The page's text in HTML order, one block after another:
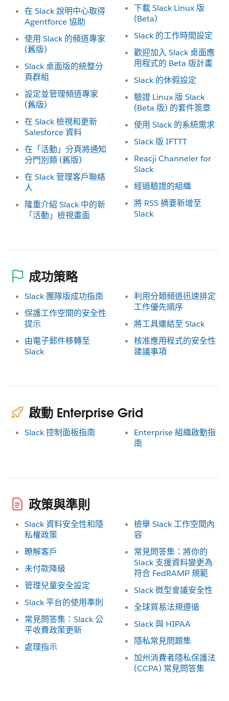
在 Slack 說明中心取得
Agentforce 協助
使用 Slack 的頻道專家
(舊版)
Slack 桌面版的統整分
頁群組
設定並管理頻道專家
(舊版)
在 Slack 檢視和更新
Salesforce 資料
在「活動」分頁將通知
分門別類 (舊版)
在 Slack 管理客戶聯絡
人
隆重介紹 Slack 中的新
「活動」檢視畫面
下載 Slack Linux 版
(Beta)
Slack 的工作時間設定
歡迎加入 Slack 桌面應
用程式的 Beta 版計畫
Slack 的休假設定
驗證 Linux 版 Slack
(Beta 版) 的套件簽章
使用 Slack 的系統需求
Slack 版 IFTTT
Reacji Channeler for
Slack
經過驗證的組織
將 RSS 摘要新增至
Slack
成功策略
Slack 團隊版成功指南
保護工作空間的安全性
提示
由電子郵件移轉至
Slack
利用分類頻道迅速排定
工作優先順序
將工具連結至 Slack
核准應用程式的安全性
建議事項
啟動 Enterprise Grid
Slack 控制面板指南
Enterprise 組織啟動指
南
政策與準則
Slack 資料安全性和隱
私權政策
瞭解客戶
未付款降級
管理兒童安全設定
Slack 平台的使用準則
常見問答集：Slack 公
平收費政策更新
處理指示
檢舉 Slack 工作空間內
容
常見問答集：將你的
Slack 支援資料變更為
符合 FedRAMP 規範
Slack 微型會議安全性
全球貿易法規遵循
Slack 與 HIPAA
隱私常見問題集
加州消費者隱私保護法
(CCPA) 常見問答集